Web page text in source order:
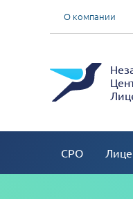
О компании
СРО